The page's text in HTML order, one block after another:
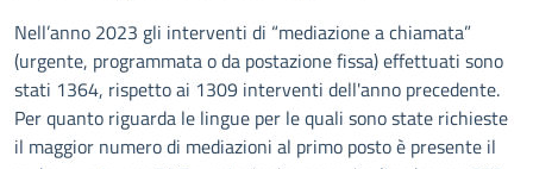
Nell’anno 2023 gli interventi di “mediazione a chiamata”
(urgente, programmata o da postazione fissa) effettuati sono
stati 1364, rispetto ai 1309 interventi dell'anno precedente.
Per quanto riguarda le lingue per le quali sono state richieste
il maggior numero di mediazioni al primo posto è presente il